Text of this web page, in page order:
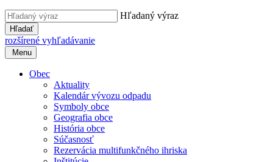
Hľadaný výraz
Hľadať
rozšírené vyhľadávanie
Menu
Obec
Aktuality
Kalendár vývozu odpadu
Symboly obce
Geografia obce
História obce
Súčasnosť
Rezervácia multifunkčného ihriska